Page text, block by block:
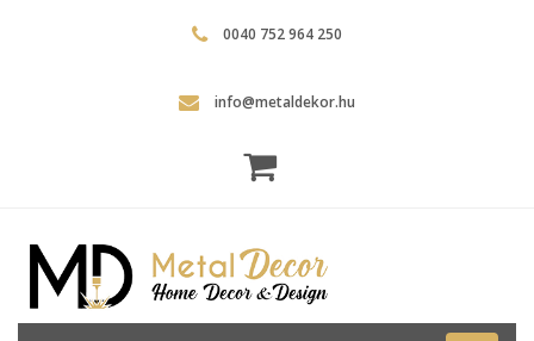
0040 752 964 250
info@metaldekor.hu